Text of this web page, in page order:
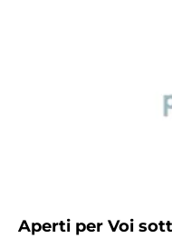
Aperti per Voi